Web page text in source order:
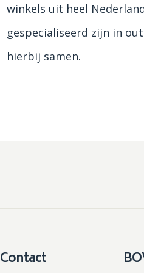
winkels uit heel
gespecialiseerd zijn in
hierbij samen.
Contact